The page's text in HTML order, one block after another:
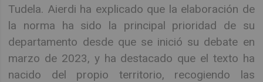
Tudela. Aierdi ha explicado que la elaboración de
la norma ha sido la principal prioridad de su
departamento desde que se inició su debate en
marzo de 2023, y ha destacado que el texto ha
nacido del propio territorio, recogiendo las